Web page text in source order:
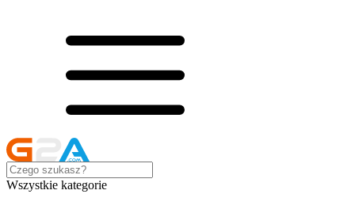
Wszystkie kategorie